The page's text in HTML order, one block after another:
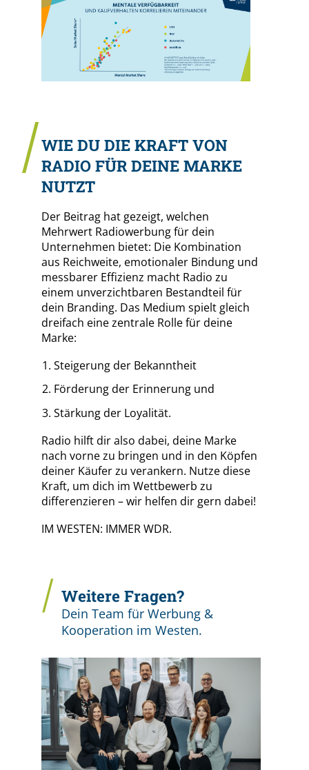
WIE DU DIE KRAFT VON
RADIO FÜR DEINE MARKE
NUTZT
Der Beitrag hat gezeigt, welchen
Mehrwert Radiowerbung für dein
Unternehmen bietet: Die Kombination
aus Reichweite, emotionaler Bindung und
messbarer Effizienz macht Radio zu
einem unverzichtbaren Bestandteil für
dein Branding. Das Medium spielt gleich
dreifach eine zentrale Rolle für deine
Marke:
Steigerung der Bekanntheit
Förderung der Erinnerung und
Stärkung der Loyalität.
Radio hilft dir also dabei, deine Marke
nach vorne zu bringen und in den Köpfen
deiner Käufer zu verankern. Nutze diese
Kraft, um dich im Wettbewerb zu
differenzieren – wir helfen dir gern dabei!
IM WESTEN: IMMER WDR.
Weitere Fragen?
Dein Team für Werbung &
Kooperation im Westen.